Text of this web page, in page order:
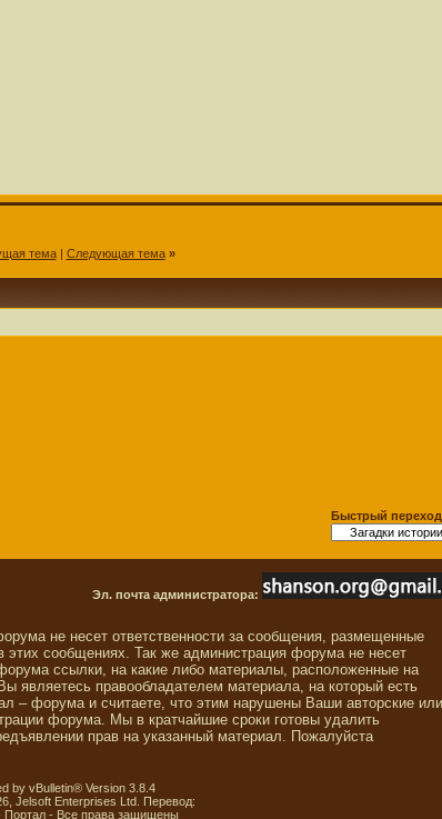
тема| Следующая тема »
Быстрый переход
Эл. почта администратора:
не несет ответственности за сообщения, размещенные
сообщениях. Так же администрация форума не несет
ссылки, на какие либо материалы, расположенные на
являетесь правообладателем материала, на который есть
– форума и считаете, что этим нарушены Ваши авторские или
форума. Мы в кратчайшие сроки готовы удалить
прав на указанный материал. Пожалуйста
by vBulletin® Version 3.8.4
Jelsoft Enterprises Ltd. Перевод:
- Все права защищены